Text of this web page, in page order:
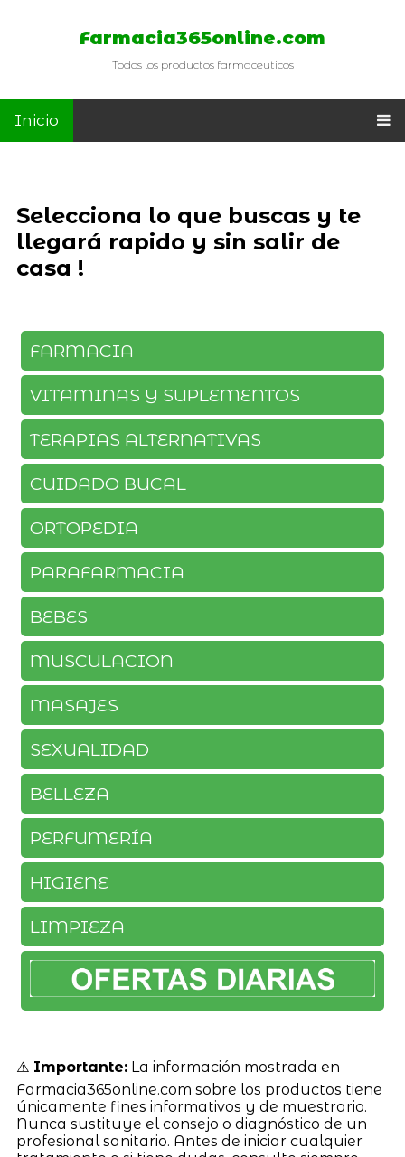
Farmacia365online.com
Todos los productos farmaceuticos
Inicio
Selecciona lo que buscas y te
llegará rapido y sin salir de
casa !
FARMACIA
VITAMINAS Y SUPLEMENTOS
TERAPIAS ALTERNATIVAS
CUIDADO BUCAL
ORTOPEDIA
PARAFARMACIA
BEBES
MUSCULACION
MASAJES
SEXUALIDAD
BELLEZA
PERFUMERÍA
HIGIENE
LIMPIEZA
⚠️ Importante:La información mostrada en
Farmacia365online.com sobre los productos tiene
únicamente fines informativos y de muestrario.
Nunca sustituye el consejo o diagnóstico de un
profesional sanitario. Antes de iniciar cualquier